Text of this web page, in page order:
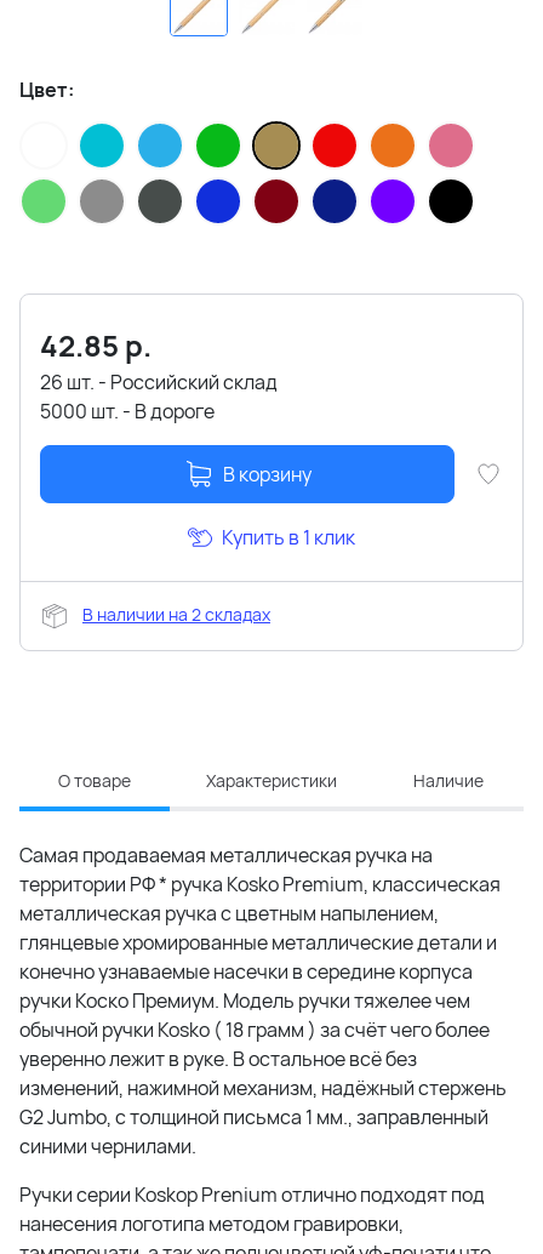
Цвет:
42.85 р.
26 шт. - Российский склад
5000 шт. - В дороге
В корзину
Купить в 1 клик
В наличии на 2 складах
О товаре Характеристики Наличие
Самая продаваемая металлическая ручка на
территории РФ * ручка Kosko Premium, классическая
металлическая ручка с цветным напылением,
глянцевые хромированные металлические детали и
конечно узнаваемые насечки в середине корпуса
ручки Коско Премиум. Модель ручки тяжелее чем
обычной ручки Kosko ( 18 грамм ) за счёт чего более
уверенно лежит в руке. В остальное всё без
изменений, нажимной механизм, надёжный стержень
G2 Jumbo, с толщиной письмса 1 мм., заправленный
синими чернилами.
Ручки серии Koskop Prenium отлично подходят под
нанесения логотипа методом гравировки,